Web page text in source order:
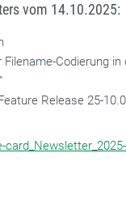
vom 14.10.2025:
Filename-Codierung
Release 25-